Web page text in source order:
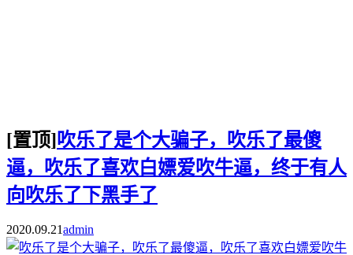
[置顶]吹乐了是个大骗子，吹乐了最傻
逼，吹乐了喜欢白嫖爱吹牛逼，终于有人
向吹乐了下黑手了
2020.09.21admin